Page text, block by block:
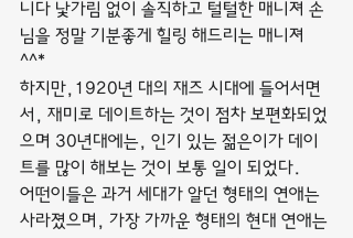
니다 낯가림 없이 솔직하고 털털한 매니져 손
님을 정말 기분좋게 힐링 해드리는 매니져
^^*
하지만,1920년 대의 재즈 시대에 들어서면
서, 재미로 데이트하는 것이 점차 보편화되었
으며 30년대에는, 인기 있는 젊은이가 데이
트를 많이 해보는 것이 보통 일이 되었다.
어떤이들은 과거 세대가 알던 형태의 연애는
사라졌으며, 가장 가까운 형태의 현대 연애는